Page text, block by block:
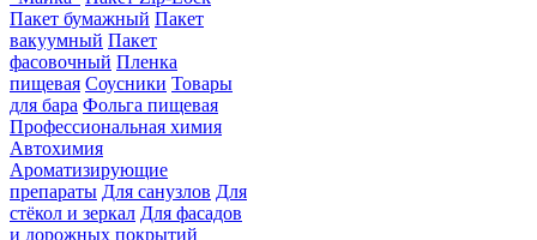
Пакет бумажный Пакет
вакуумный Пакет
фасовочный Пленка
пищевая Соусники Товары
для бара Фольга пищевая
Профессиональная химия
Автохимия
Ароматизирующие
препараты Для санузлов Для
стёкол и зеркал Для фасадов
и дорожных покрытий